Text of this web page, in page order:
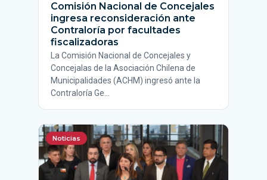
Comisión Nacional de Concejales
ingresa reconsideración ante
Contraloría por facultades
fiscalizadoras
La Comisión Nacional de Concejales y
Concejalas de la Asociación Chilena de
Municipalidades (ACHM) ingresó ante la
Contraloría Ge…
Noticias